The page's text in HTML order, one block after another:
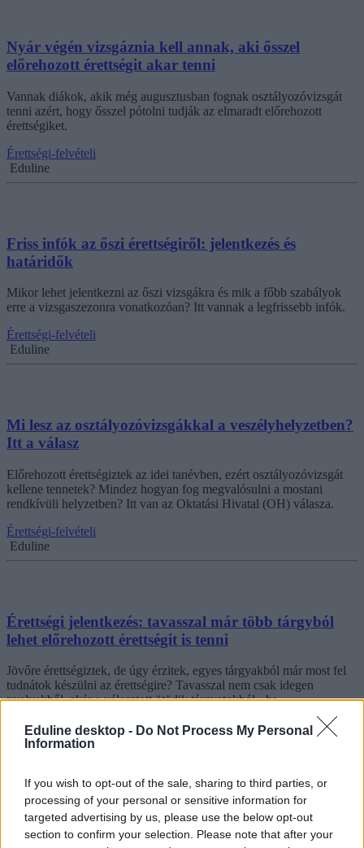
Eduline desktop - Do Not Process My Personal
Information
If you wish to opt-out of the sale, sharing to third parties, or
processing of your personal or sensitive information for
targeted advertising by us, please use the below opt-out
section to confirm your selection. Please note that after your
Nyár végén vizsgáznia kell annak, aki ősszel
előrehozott érettségit akar tenni
Vannak diákok, akik még augusztusban fognak osztályozóvizsgát
tenni azért, hogy ősszel pótolni tudják az elmaradt előrehozott
érettségiket.
Érettségi-felvételi
Eduline
Friss infók az őszi érettségiről: jelentkezés és
határidők
Mikor lehet jelentkezni az őszi vizsgákra és mik a főbb szabályok
erre a vizsgaszezonra vonatkozóan? Itt vannak a legfrissebb infók.
Érettségi-felvételi
Eduline
Mi lesz az osztályozóvizsgákkal a veszélyhelyzetben?
Itt a válasz
Előrehozott érettségiztek az idei tanévben, ezért osztályozóvizsgát
kellene tennetek? Mindez hogyan fog megvalósulni a mostani
rendkívüli helyzetben? Itt van az Oktatási Hivatal (OH) válasza.
Érettségi-felvételi
Eduline
Érettségi jelentkezés: tavasszal már több tárgyból
lehet előrehozott érettségit is tenni
Jövőre érettségiztek, de úgy érzitek, egyes tárgyakból már most fel
tudnátok készülni az érettségire? Tavasszal nem csak idegen
nyelvekből, akár a választott ötödik tárgyatokból - ha
természettudományos tárgyról lenne szó - is megszerezhetitek a
tanúsítványt, ezzel is könnyítve a saját érettségi (fő tárgyak)
vizsgáinak közeledtét.
Eduline